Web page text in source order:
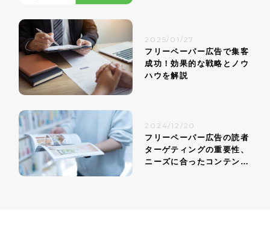
2025/01/27
フリーペーパー広告で集客
成功！効果的な戦略とノウ
ハウを解説
2024/12/20
フリーペーパー広告の読者
ターゲティングの重要性、
ニーズに合ったコンテンツ